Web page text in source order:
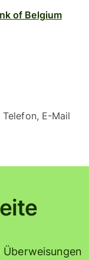
of Belgium
E-Mail